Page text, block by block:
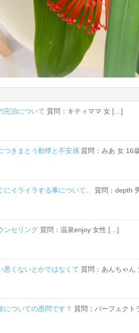
完治について 質問：キティママ 女 […]
つきまとう動悸と不安感 質問：みあ 女 16
にイライラする事について。 質問：depth
ンセリング 質問：温泉enjoy 女性 […]
悪くないとかではなくて 質問：あんちゃ
についての愚問です？ 質問：パーフェク